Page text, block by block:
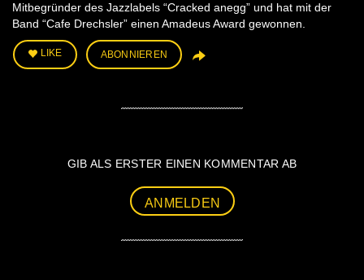
Mitbegründer des Jazzlabels “Cracked anegg” und hat mit der
Band “Cafe Drechsler” einen Amadeus Award gewonnen.
LIKE ABONNIEREN
GIB ALS ERSTER EINEN KOMMENTAR AB
ANMELDEN